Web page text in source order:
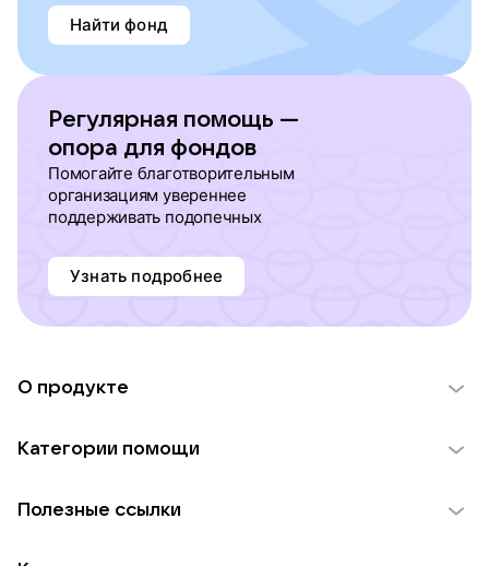
Найти фонд
Регулярная помощь —
опора для фондов
Помогайте благотворительным
организациям увереннее
поддерживать подопечных
Узнать подробнее
О продукте
Использование материалов
Категории помощи
Пожилым
Полезные ссылки